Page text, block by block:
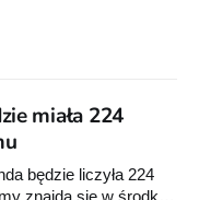
miała 224
będzie liczyła 224